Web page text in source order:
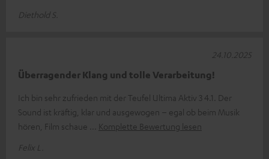
Diethold S.
Überragender Klang und tolle Verarbeitung!
Ich bin sehr zufrieden mit der Teufel Ultima Aktiv 3 4.1. Der
Sound ist kräftig, klar und ausgewogen – egal ob beim Musik
hören, Film schaue
Komplette Bewertung lesen
Felix L.
24.10.2025